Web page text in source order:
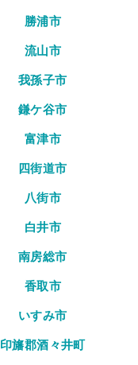
勝浦市
流山市
我孫子市
鎌ケ谷市
富津市
四街道市
八街市
白井市
南房総市
香取市
いすみ市
印旛郡酒々井町